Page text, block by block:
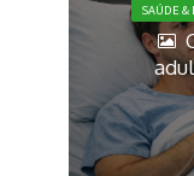
SAÚDE &